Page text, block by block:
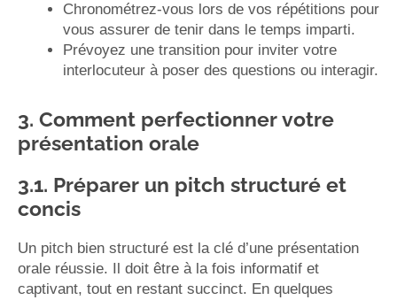
Chronométrez-vous lors de vos répétitions pour
vous assurer de tenir dans le temps imparti.
Prévoyez une transition pour inviter votre
interlocuteur à poser des questions ou interagir.
3. Comment perfectionner votre
présentation orale
3.1. Préparer un pitch structuré et
concis
Un pitch bien structuré est la clé d’une présentation
orale réussie. Il doit être à la fois informatif et
captivant, tout en restant succinct. En quelques